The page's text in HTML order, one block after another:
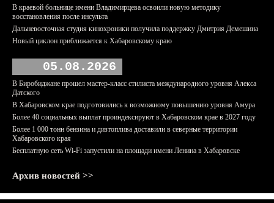
В краевой больнице имени Владимирцева освоили новую методику
восстановления после инсульта
Дальневосточная студия кинохроники получила поддержку Дмитрия Демешина
Новый циклон приближается к Хабаровскому краю
05.08.2026
В Биробиджане прошел мастер-класс стилиста международного уровня Алекса
Датского
В Хабаровском крае подготовились к возможному повышению уровня Амура
Более 40 социальных выплат проиндексируют в Хабаровском крае в 2027 году
Более 1 000 тонн бензина и дизтоплива доставили в северные территории
Хабаровского края
Бесплатную сеть Wi-Fi запустили на площади имени Ленина в Хабаровске
Архив новостей >>